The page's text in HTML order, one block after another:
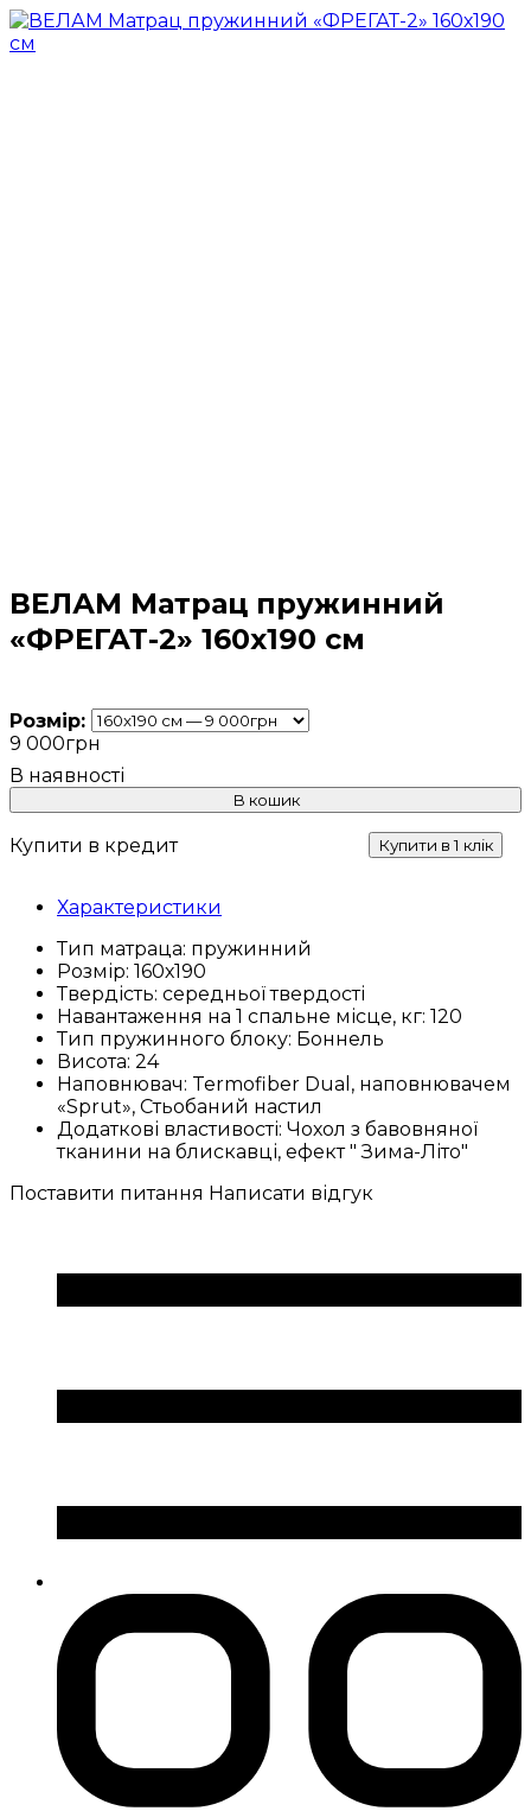
ВЕЛАМ Матрац пружинний
«ФРЕГАТ-2» 160х190 см
Розмір:
9 000грн
В кошик
Купити в кредит Купити в 1 клік
Характеристики
Тип матраца: пружинний
Розмір: 160х190
Твердість: середньої твердості
Навантаження на 1 спальне місце, кг: 120
Тип пружинного блоку: Боннель
Висота: 24
Наповнювач: Termofiber Dual, наповнювачем
«Sprut», Стьобаний настил
Додаткові властивості: Чохол з бавовняної
тканини на блискавці, ефект " Зима-Літо"
Поставити питання Написати відгук